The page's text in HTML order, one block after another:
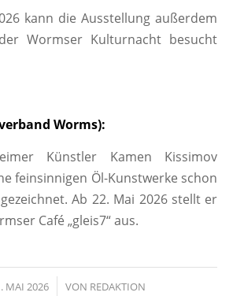
kann die Ausstellung außerdem
Wormser Kulturnacht besucht
Worms):
Künstler Kamen Kissimov
feinsinnigen Öl-Kunstwerke schon
Ab 22. Mai 2026 stellt er
Café „gleis7“ aus.
MAI 2026
/ VON REDAKTION